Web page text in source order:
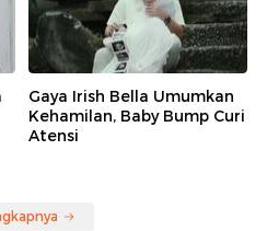
Gaya Irish Bella Umumkan
Kehamilan, Baby Bump Curi
Atensi